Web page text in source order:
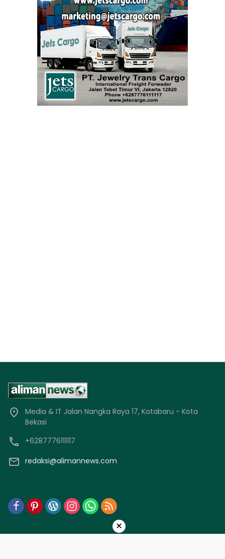
Media & IT Jalan Nangka Raya 17, Kotabaru - Kota
Bekasi
+6287776111117
redaksi@alimannews.com
×